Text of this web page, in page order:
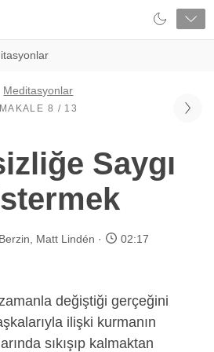
Meditasyonlar
MAKALE 8 / 13
Saygı
Matt Lindén 02:17
değiştiği gerçeğini
ilişki kurmanın
sıkışıp kalmaktan